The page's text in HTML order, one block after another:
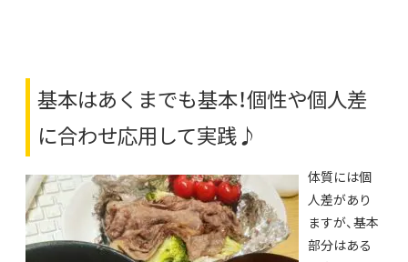
基本はあくまでも基本！個性や個人差
に合わせ応用して実践♪
体質には個
人差があり
ますが、基本
部分はある